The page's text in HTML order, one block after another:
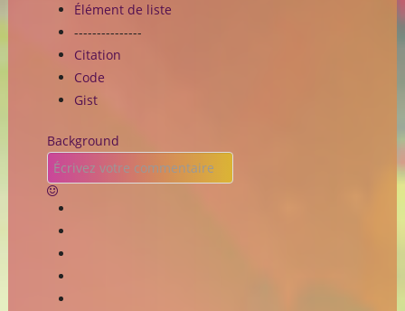
Élément de liste
---------------
Citation
Code
Gist
Background